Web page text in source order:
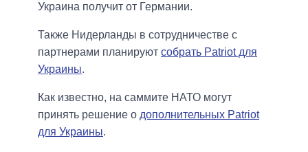
Украина получит от Германии.
Также Нидерланды в сотрудничестве с
партнерами планируют собрать Patriot для
Украины.
Как известно, на саммите НАТО могут
принять решение о дополнительных Patriot
для Украины.